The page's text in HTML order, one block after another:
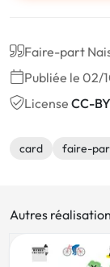
Faire-part
Publiée le 02/
License CC-
card faire-
Autres